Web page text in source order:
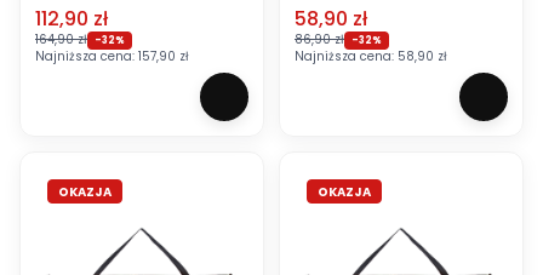
Cena promocyjna
112,90 zł
164,90 zł -32%
Najniższa cena: 157,90 zł
Cena promocyjna
58,90 zł
86,90 zł -32%
Najniższa cena: 58,90 zł
OKAZJA OKAZJA